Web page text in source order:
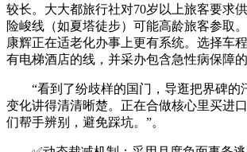
较长。大大都旅行社对70岁以上旅客要求
险峻线（如夏塔徒步）可能高龄旅客参取
康辉正在适老化办事上更有系统。选择车
有电梯酒店的线，并采办包含急性病保障的
“看到了纷歧样的国门，导逛把界碑的
变化讲得清清晰楚。正在合做核心里买进
们帮手辨别，避免踩坑。”。